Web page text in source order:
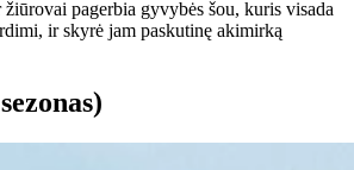
pagerbia gyvybės šou, kuris visada
ir skyrė jam paskutinę akimirką